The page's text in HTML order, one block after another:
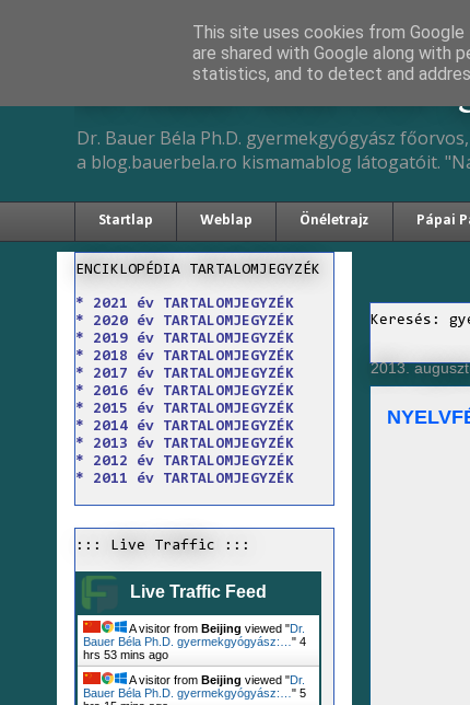
Dr. Bauer Béla Ph.D.
Dr. Bauer Béla Ph.D. gyermekgyógyász
a blog.bauerbela.ro kismamablog látogatóit.
Startlap Weblap Önéletrajz Pápai
Keresés:
2013.
ENCIKLOPÉDIA TARTALOMJEGYZÉK
* 2021 év TARTALOMJEGYZÉK
* 2020 év TARTALOMJEGYZÉK
* 2019 év TARTALOMJEGYZÉK
* 2018 év TARTALOMJEGYZÉK
* 2017 év TARTALOMJEGYZÉK
* 2016 év TARTALOMJEGYZÉK
* 2015 év TARTALOMJEGYZÉK
* 2014 év TARTALOMJEGYZÉK
* 2013 év TARTALOMJEGYZÉK
* 2012 év TARTALOMJEGYZÉK
* 2011 év TARTALOMJEGYZÉK
::: Live Traffic :::
Live Traffic Feed
A visitor from Beijing viewed "Dr.
Bauer Béla Ph.D. gyermekgyógyász:… " 4
hrs 53 mins ago
A visitor from Beijing viewed "Dr.
Bauer Béla Ph.D. gyermekgyógyász:… " 5
This site uses cookies from
are shared with Google along with
statistics, and to detect and